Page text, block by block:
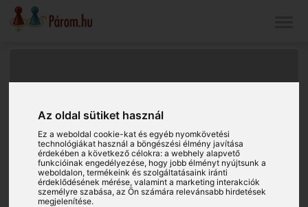
Az oldal sütiket használ
Ez a weboldal cookie-kat és egyéb nyomkövetési
technológiákat használ a böngészési élmény javítása
érdekében a következő célokra:a webhely alapvető
funkcióinak engedélyezése, hogy jobb élményt nyújtsunk a
weboldalon,termékeink és szolgáltatásaink iránti
érdeklődésének mérése, valamint a marketing interakciók
személyre szabása,az Ön számára relevánsabb hirdetések
megjelenítése.